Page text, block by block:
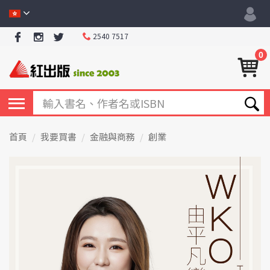
2540 7517
0
首頁 我要買書 金融與商務 創業